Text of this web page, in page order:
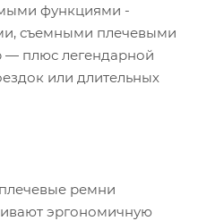
функциями -
съемными плечевыми
— плюс легендарной
или длительных
ремни
эргономичную